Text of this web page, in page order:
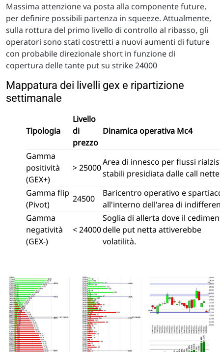
Massima attenzione va posta alla componente future,
per definire possibili partenza in squeeze. Attualmente,
sulla rottura del primo livello di controllo al ribasso, gli
operatori sono stati costretti a nuovi aumenti di future
con probabile direzionale short in funzione di
copertura delle tante put su strike 24000
Mappatura dei livelli gex e ripartizione
settimanale
Tipologia
Livello
di
prezzo
Dinamica operativa Mc4
Gamma
positività
(GEX+)
> 25000
Area di innesco per flussi
stabili presidiata dalle call
Gamma flip
(Pivot)
24500
Baricentro operativo e
all'interno dell'area di
Gamma
negatività
(GEX-)
< 24000
Soglia di allerta dove il
delle put netta attiverebbe
volatilità.